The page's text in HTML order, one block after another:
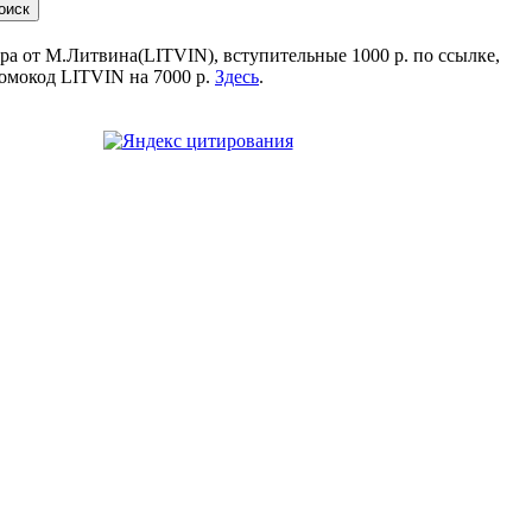
от М.Литвина(LITVIN), вступительные 1000 р. по ссылке,
LITVIN на 7000 р. Здесь.